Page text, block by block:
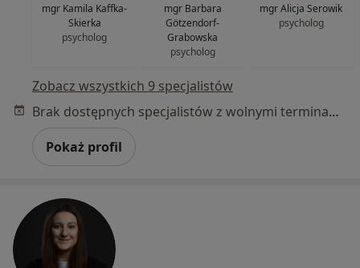
mgr Kamila Kaffka-
Skierka
psycholog
mgr Barbara
Götzendorf-
Grabowska
psycholog
mgr Alicja Serowik
psycholog
Zobacz wszystkich 9 specjalistów
Brak dostępnych specjalistów z wolnymi terminami w tym centrum medycznym.
Pokaż profil